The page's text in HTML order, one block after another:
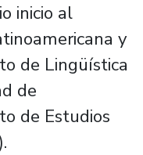
inicio al
y
de Lingüística
de
de Estudios